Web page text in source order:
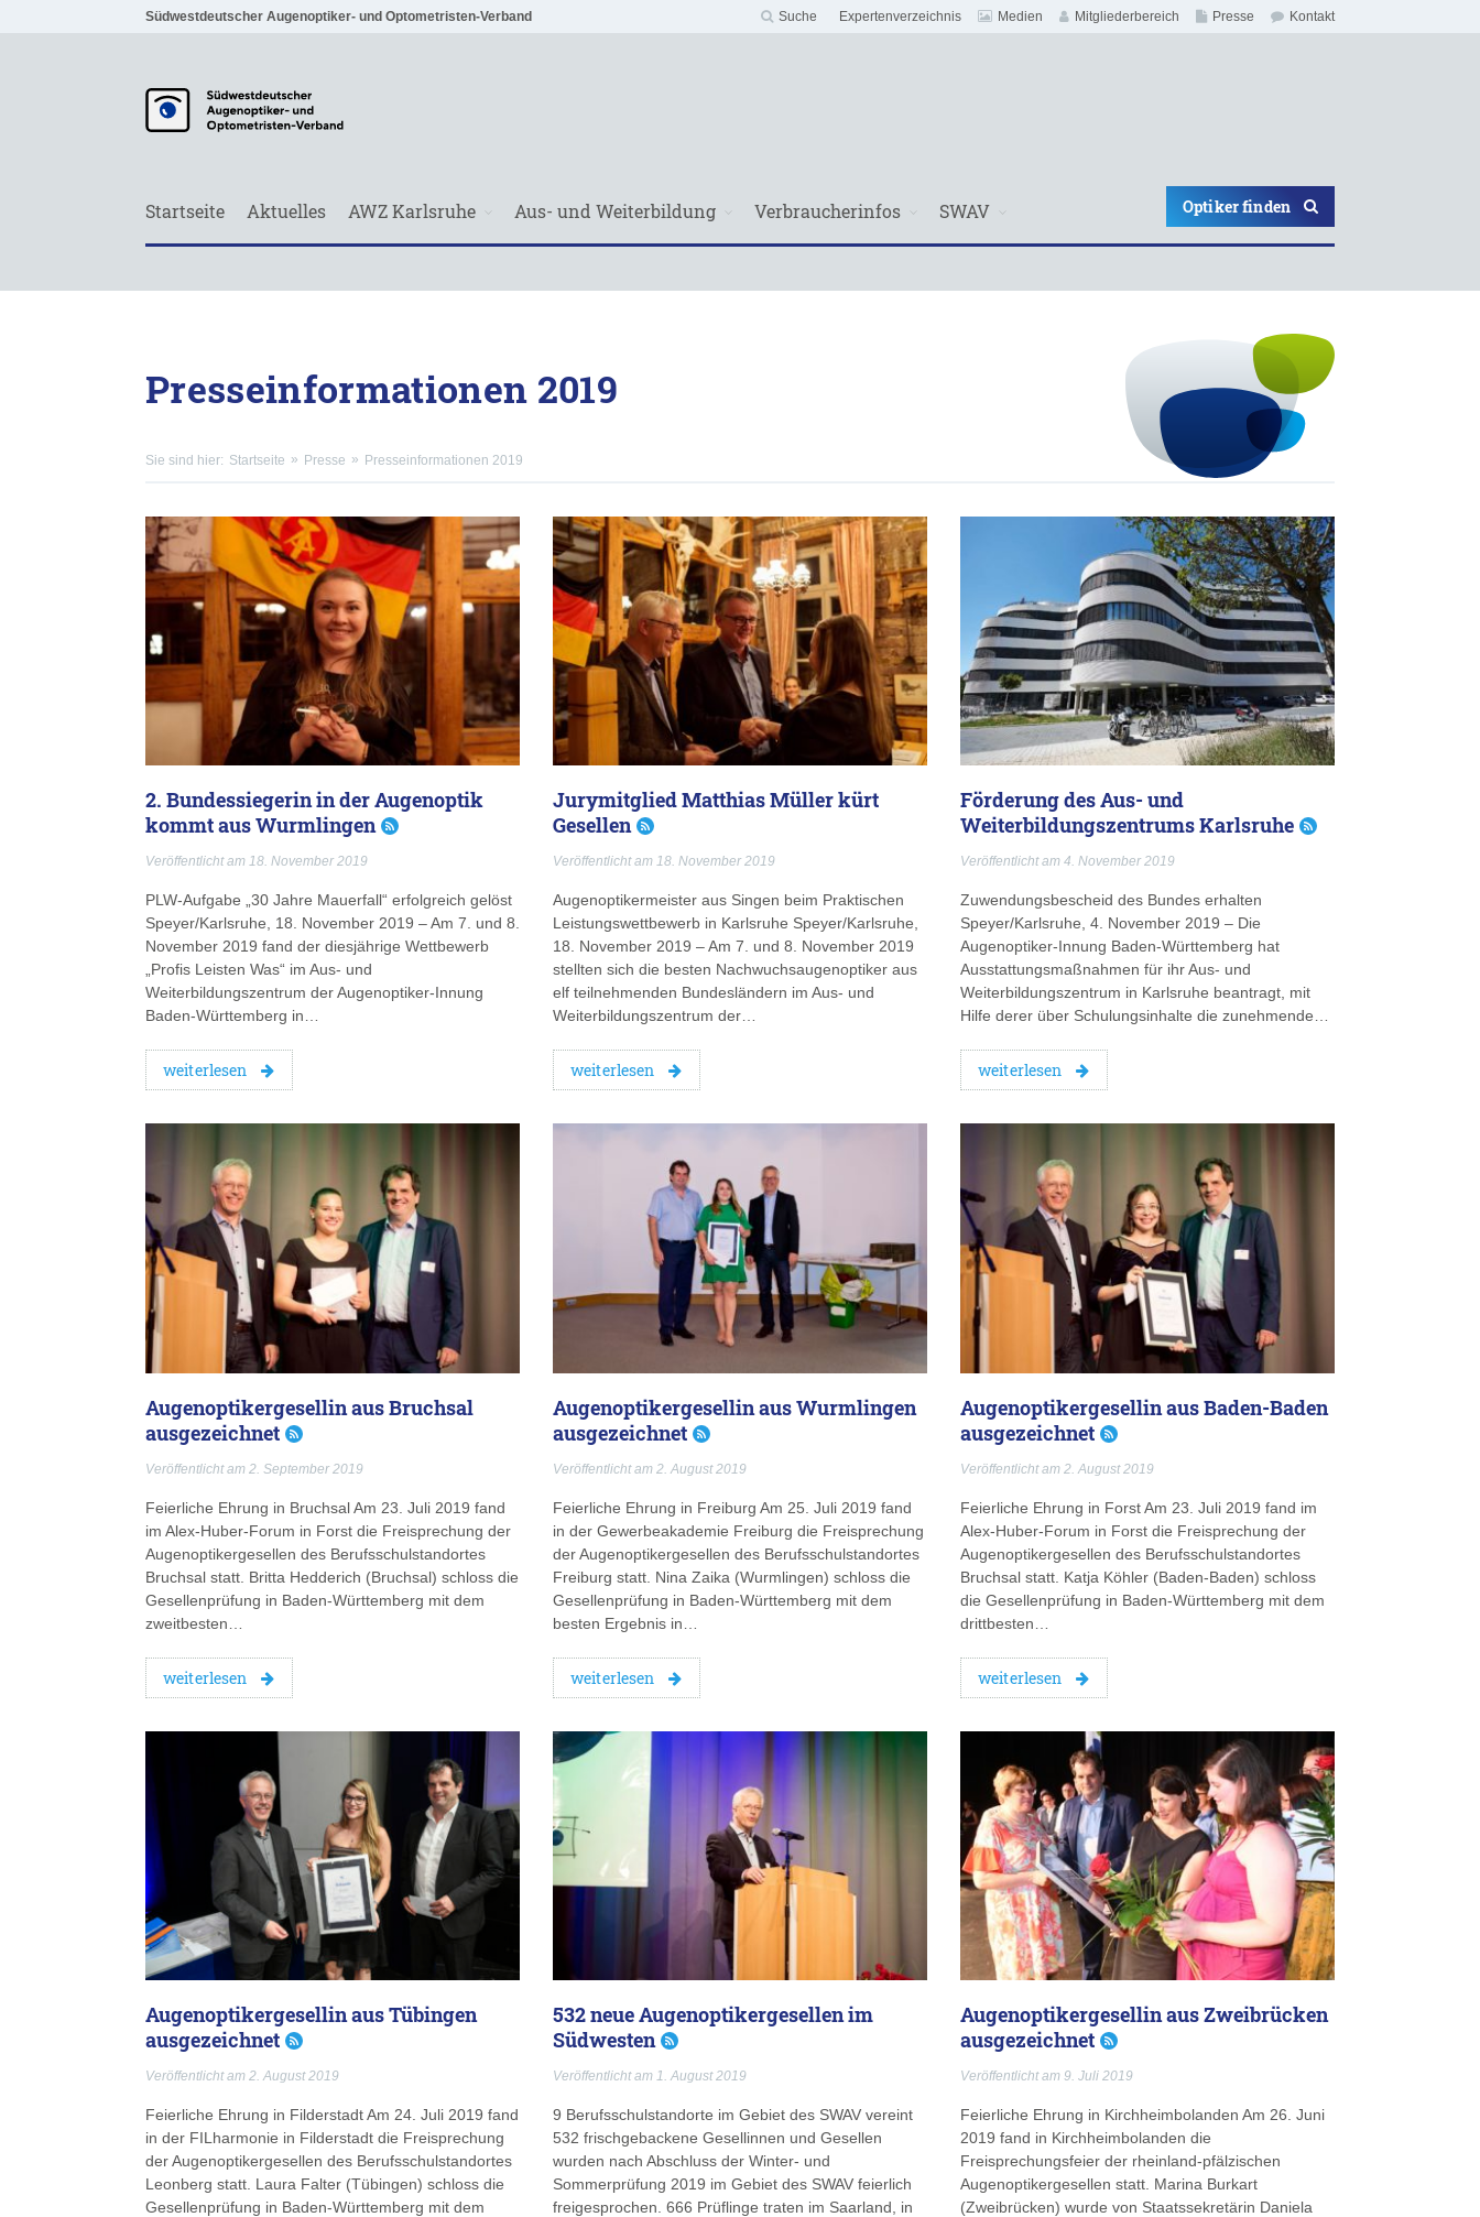
Südwestdeutscher Augenoptiker- und Optometristen-Verband Kontakt
Presse
Mitgliederbereich
Medien
Expertenverzeichnis
Suche
Startseite Aktuelles AWZ Karlsruhe Aus- und Weiterbildung Verbraucherinfos SWAV Optiker finden
Presseinformationen 2019
Sie sind hier: Startseite Presse Presseinformationen 2019
2. Bundessiegerin in der Augenoptik
kommt aus Wurmlingen
Veröffentlicht am 18. November 2019
PLW-Aufgabe „30 Jahre Mauerfall“ erfolgreich gelöst
Speyer/Karlsruhe, 18. November 2019 – Am 7. und 8.
November 2019 fand der diesjährige Wettbewerb
„Profis Leisten Was“ im Aus- und
Weiterbildungszentrum der Augenoptiker-Innung
Baden-Württemberg in…
weiterlesen
Jurymitglied Matthias Müller kürt
Gesellen
Veröffentlicht am 18. November 2019
Augenoptikermeister aus Singen beim Praktischen
Leistungswettbewerb in Karlsruhe Speyer/Karlsruhe,
18. November 2019 – Am 7. und 8. November 2019
stellten sich die besten Nachwuchsaugenoptiker aus
elf teilnehmenden Bundesländern im Aus- und
Weiterbildungszentrum der…
weiterlesen
Förderung des Aus- und
Weiterbildungszentrums Karlsruhe
Veröffentlicht am 4. November 2019
Zuwendungsbescheid des Bundes erhalten
Speyer/Karlsruhe, 4. November 2019 – Die
Augenoptiker-Innung Baden-Württemberg hat
Ausstattungsmaßnahmen für ihr Aus- und
Weiterbildungszentrum in Karlsruhe beantragt, mit
Hilfe derer über Schulungsinhalte die zunehmende…
weiterlesen
Augenoptikergesellin aus Bruchsal
ausgezeichnet
Veröffentlicht am 2. September 2019
Feierliche Ehrung in Bruchsal Am 23. Juli 2019 fand
im Alex-Huber-Forum in Forst die Freisprechung der
Augenoptikergesellen des Berufsschulstandortes
Bruchsal statt. Britta Hedderich (Bruchsal) schloss die
Gesellenprüfung in Baden-Württemberg mit dem
zweitbesten…
weiterlesen
Augenoptikergesellin aus Wurmlingen
ausgezeichnet
Veröffentlicht am 2. August 2019
Feierliche Ehrung in Freiburg Am 25. Juli 2019 fand
in der Gewerbeakademie Freiburg die Freisprechung
der Augenoptikergesellen des Berufsschulstandortes
Freiburg statt. Nina Zaika (Wurmlingen) schloss die
Gesellenprüfung in Baden-Württemberg mit dem
besten Ergebnis in…
weiterlesen
Augenoptikergesellin aus Baden-Baden
ausgezeichnet
Veröffentlicht am 2. August 2019
Feierliche Ehrung in Forst Am 23. Juli 2019 fand im
Alex-Huber-Forum in Forst die Freisprechung der
Augenoptikergesellen des Berufsschulstandortes
Bruchsal statt. Katja Köhler (Baden-Baden) schloss
die Gesellenprüfung in Baden-Württemberg mit dem
drittbesten…
weiterlesen
Augenoptikergesellin aus Tübingen
ausgezeichnet
Veröffentlicht am 2. August 2019
Feierliche Ehrung in Filderstadt Am 24. Juli 2019 fand
in der FILharmonie in Filderstadt die Freisprechung
der Augenoptikergesellen des Berufsschulstandortes
Leonberg statt. Laura Falter (Tübingen) schloss die
Gesellenprüfung in Baden-Württemberg mit dem
532 neue Augenoptikergesellen im
Südwesten
Veröffentlicht am 1. August 2019
9 Berufsschulstandorte im Gebiet des SWAV vereint
532 frischgebackene Gesellinnen und Gesellen
wurden nach Abschluss der Winter- und
Sommerprüfung 2019 im Gebiet des SWAV feierlich
freigesprochen. 666 Prüflinge traten im Saarland, in
Augenoptikergesellin aus Zweibrücken
ausgezeichnet
Veröffentlicht am 9. Juli 2019
Feierliche Ehrung in Kirchheimbolanden Am 26. Juni
2019 fand in Kirchheimbolanden die
Freisprechungsfeier der rheinland-pfälzischen
Augenoptikergesellen statt. Marina Burkart
(Zweibrücken) wurde von Staatssekretärin Daniela